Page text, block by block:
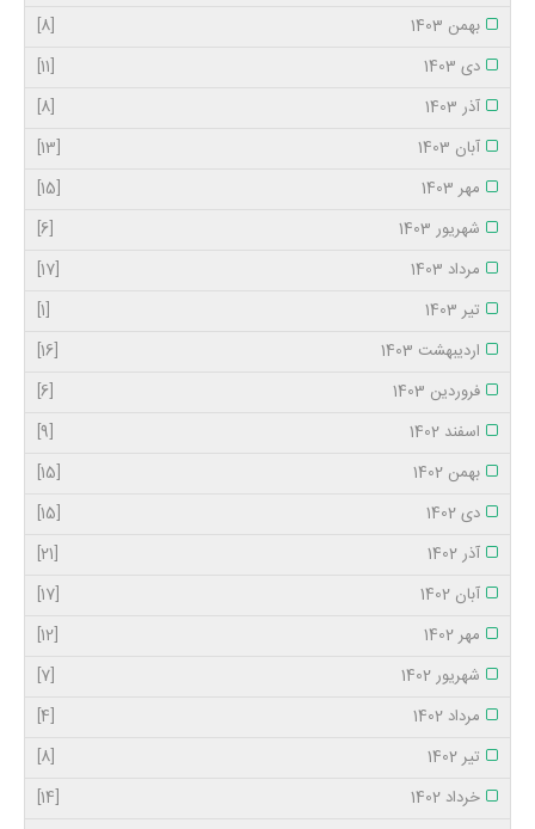
بهمن 1403
[8]
دی 1403
[11]
آذر 1403
[8]
آبان 1403
[13]
مهر 1403
[15]
شهریور 1403
[6]
مرداد 1403
[17]
تیر 1403
[1]
اردیبهشت 1403
[16]
فروردین 1403
[6]
اسفند 1402
[9]
بهمن 1402
[15]
دی 1402
[15]
آذر 1402
[21]
آبان 1402
[17]
مهر 1402
[12]
شهریور 1402
[7]
مرداد 1402
[4]
تیر 1402
[8]
خرداد 1402
[14]